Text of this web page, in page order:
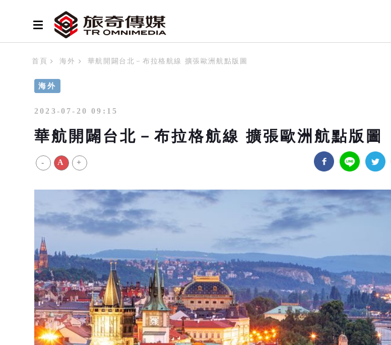
首頁 海外 華航開闢台北－布拉格航線 擴張歐洲航點版圖
海外
2023-07-20 09:15
華航開闢台北－布拉格航線 擴張歐洲航點版圖
- A +